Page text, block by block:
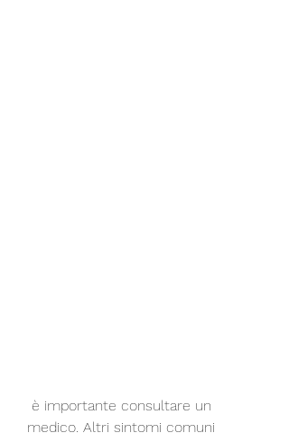
medico. Altri sintomi comuni